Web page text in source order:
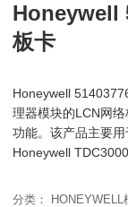
Honeywell
板卡
Honeywell
理器模块的LCN网
功能。该产品主要
Honeywell
分类：
HONEYWELL